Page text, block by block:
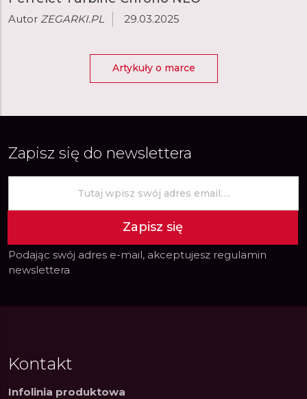
Autor ZEGARKI.PL 29.03.2025
Artykuły o marce
Zapisz się do newslettera
Zapisz się
Podając swój adres e-mail, akceptujesz regulamin
newslettera
Kontakt
Infolinia produktowa